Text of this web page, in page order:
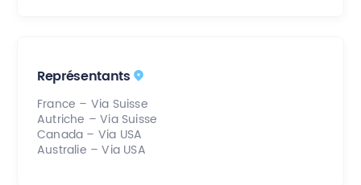
Japon
Représentants
France – Via Suisse
Autriche – Via Suisse
Canada – Via USA
Australie – Via USA